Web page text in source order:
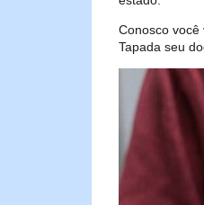
Conosco
Tapada seu